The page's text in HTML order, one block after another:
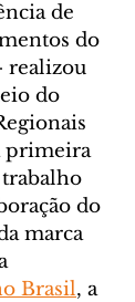
de
do
realizou
do
primeira
do
marca
Brasil, a